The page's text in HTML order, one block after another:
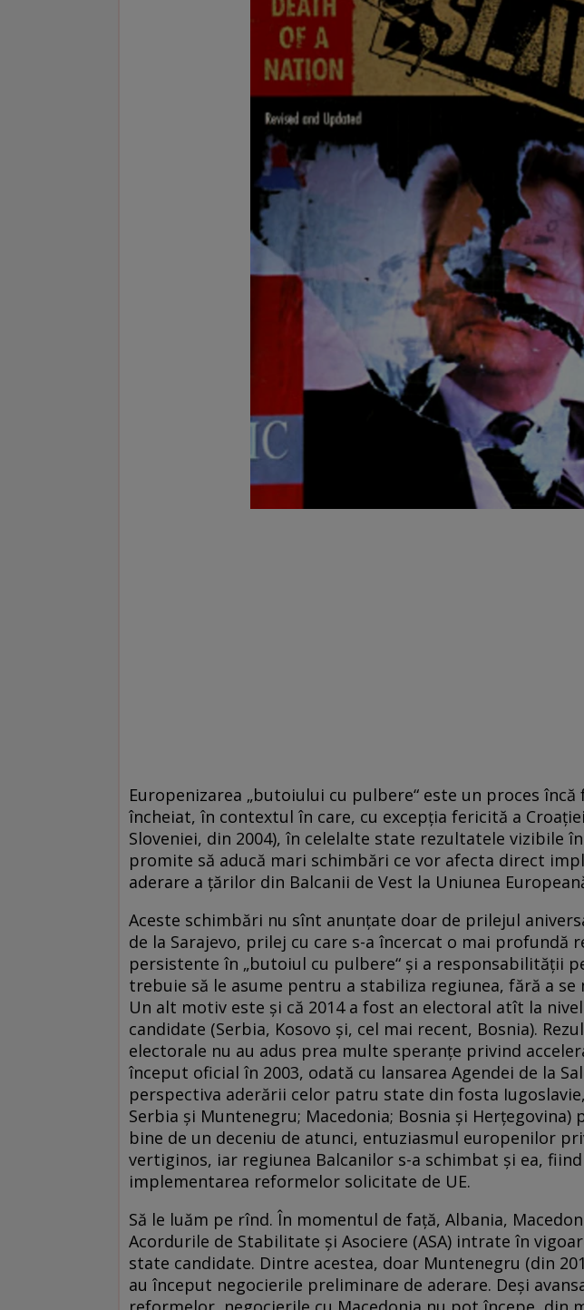
Europenizarea „butoiului cu pulbere“ este un proces
încheiat, în contextul în care, cu excepţia fericită a
Sloveniei, din 2004), în celelalte state rezultatele vizibile
promite să aducă mari schimbări ce vor afecta direct
aderare a ţărilor din Balcanii de Vest la Uniunea
Aceste schimbări nu sînt anunţate doar de prilejul
de la Sarajevo, prilej cu care s-a încercat o mai profundă
persistente în „butoiul cu pulbere“ şi a responsabilităţii
trebuie să le asume pentru a stabiliza regiunea, fără a
Un alt motiv este şi că 2014 a fost an electoral atît la
candidate (Serbia, Kosovo şi, cel mai recent, Bosnia).
electorale nu au adus prea multe speranţe privind
început oficial în 2003, odată cu lansarea Agendei de la
perspectiva aderării celor patru state din fosta
Serbia şi Muntenegru; Macedonia; Bosnia şi Herţegovina)
bine de un deceniu de atunci, entuziasmul europenilor
vertiginos, iar regiunea Balcanilor s-a schimbat şi ea,
implementarea reformelor solicitate de UE.
Să le luăm pe rînd. În momentul de faţă, Albania,
Acordurile de Stabilitate şi Asociere (ASA) intrate în
state candidate. Dintre acestea, doar Muntenegru (din
au început negocierile preliminare de aderare. Deşi